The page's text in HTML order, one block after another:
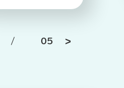
/ 05